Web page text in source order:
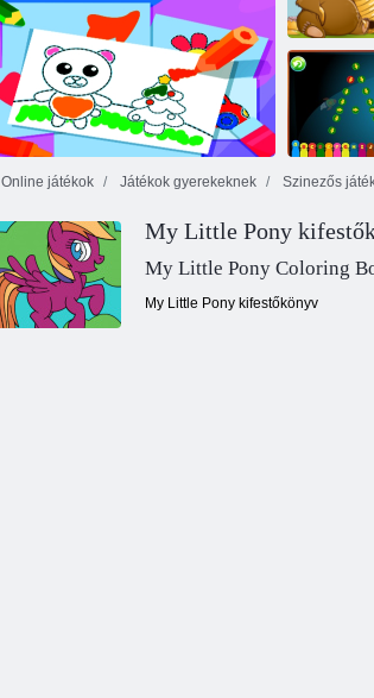
Alice Dino fosszilis világa
Treasure
Gyerekek
ABC
Online játékok Játékok gyerekeknek Szinezős
My Little Pony
My Little Pony Coloring
My Little Pony kifestőkönyv